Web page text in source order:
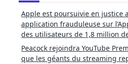
Apple est poursuivie en justice
application frauduleuse sur
des utilisateurs de 1,8 million
Peacock rejoindra YouTube
que les géants du streaming